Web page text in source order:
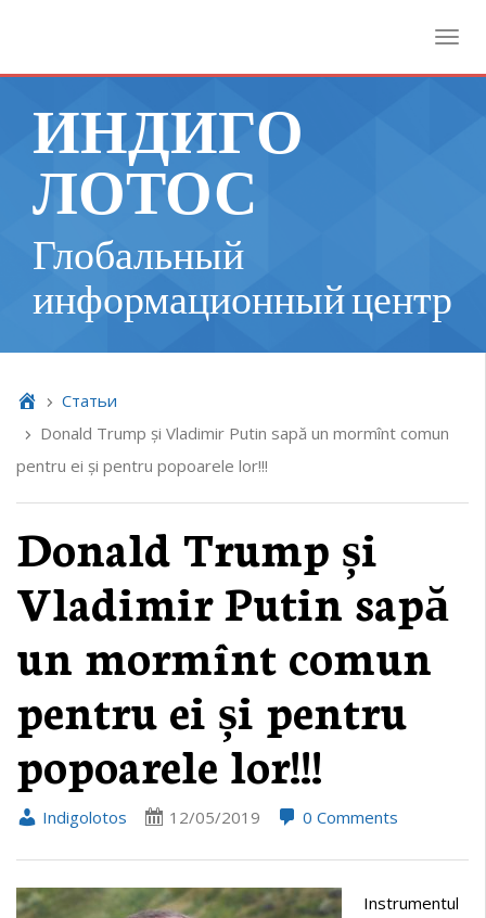
ИНДИГО
ЛОТОС
Глобальный
информационный центр
Cтатьи
Donald Trump și Vladimir Putin sapă un mormînt comun
pentru ei și pentru popoarele lor!!!
Donald Trump și
Vladimir Putin sapă
un mormînt comun
pentru ei și pentru
popoarele lor!!!
Indigolotos 12/05/2019 0 Comments
Instrumentul